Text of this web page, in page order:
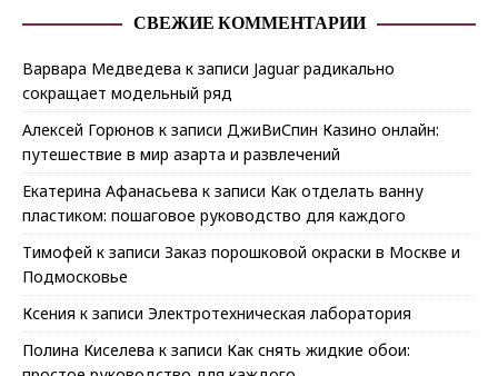
СВЕЖИЕ КОММЕНТАРИИ
Варвара Медведева к записи Jaguar радикально
сокращает модельный ряд
Алексей Горюнов к записи ДжиВиСпин Казино онлайн:
путешествие в мир азарта и развлечений
Екатерина Афанасьева к записи Как отделать ванну
пластиком: пошаговое руководство для каждого
Тимофей к записи Заказ порошковой окраски в Москве и
Подмосковье
Ксения к записи Электротехническая лаборатория
Полина Киселева к записи Как снять жидкие обои: